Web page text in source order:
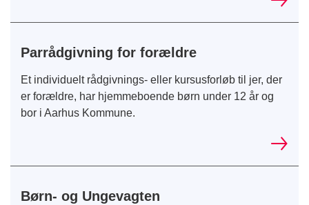
Parrådgivning for forældre
Et individuelt rådgivnings- eller kursusforløb til jer, der
er forældre, har hjemmeboende børn under 12 år og
bor i Aarhus Kommune.
Børn- og Ungevagten